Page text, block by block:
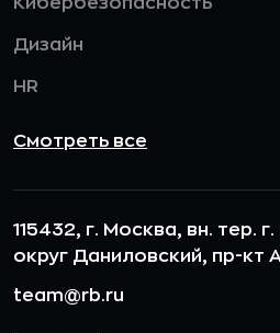
Дизайн
HR
Смотреть все
115432, г. Москва, вн. тер.
округ Даниловский, пр-кт
team@rb.ru